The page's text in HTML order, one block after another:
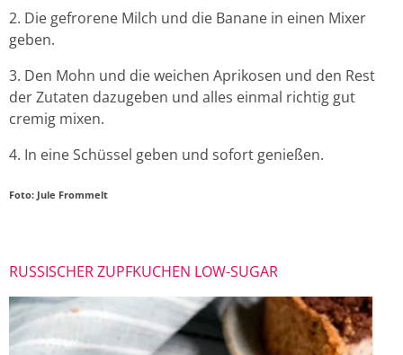
2. Die gefrorene Milch und die Banane in einen Mixer
geben.
3. Den Mohn und die weichen Aprikosen und den Rest
der Zutaten dazugeben und alles einmal richtig gut
cremig mixen.
4. In eine Schüssel geben und sofort genießen.
Foto: Jule Frommelt
RUSSISCHER ZUPFKUCHEN LOW-SUGAR